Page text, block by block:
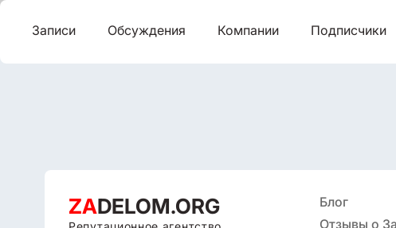
Записи Обсуждения Компании Подписчики
ZADELOM.ORG Блог
Отзывы о